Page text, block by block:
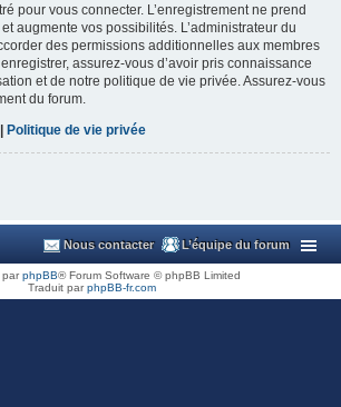
pour vous connecter. L’enregistrement ne prend
augmente vos possibilités. L’administrateur du
des permissions additionnelles aux membres
assurez-vous d’avoir pris connaissance
et de notre politique de vie privée. Assurez-vous
du forum.
| Politique de vie privée
L’équipe du forum
Nous contacter
parphpBB® Forum Software © phpBB Limited
Traduit parphpBB-fr.com